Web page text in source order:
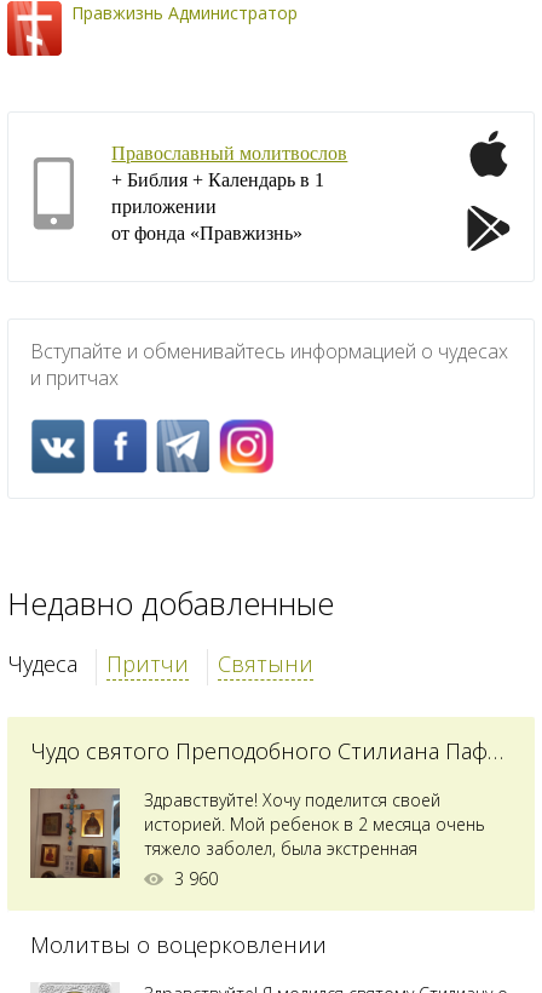
Правжизнь Администратор
Православный молитвослов
+ Библия + Календарь в 1
приложении
от фонда «Правжизнь»
Вступайте и обменивайтесь информацией о чудесах
и притчах
Недавно добавленные
Чудеса Притчи Святыни
Чудо святого Преподобного Стилиана Пафлагонского
Здравствуйте! Хочу поделится своей
историей. Мой ребенок в 2 месяца очень
тяжело заболел, была экстренная
сложнейшая операция, состояние после
святого Владимира я увидела незнакомую
3 960
Молитвы о воцерковлении